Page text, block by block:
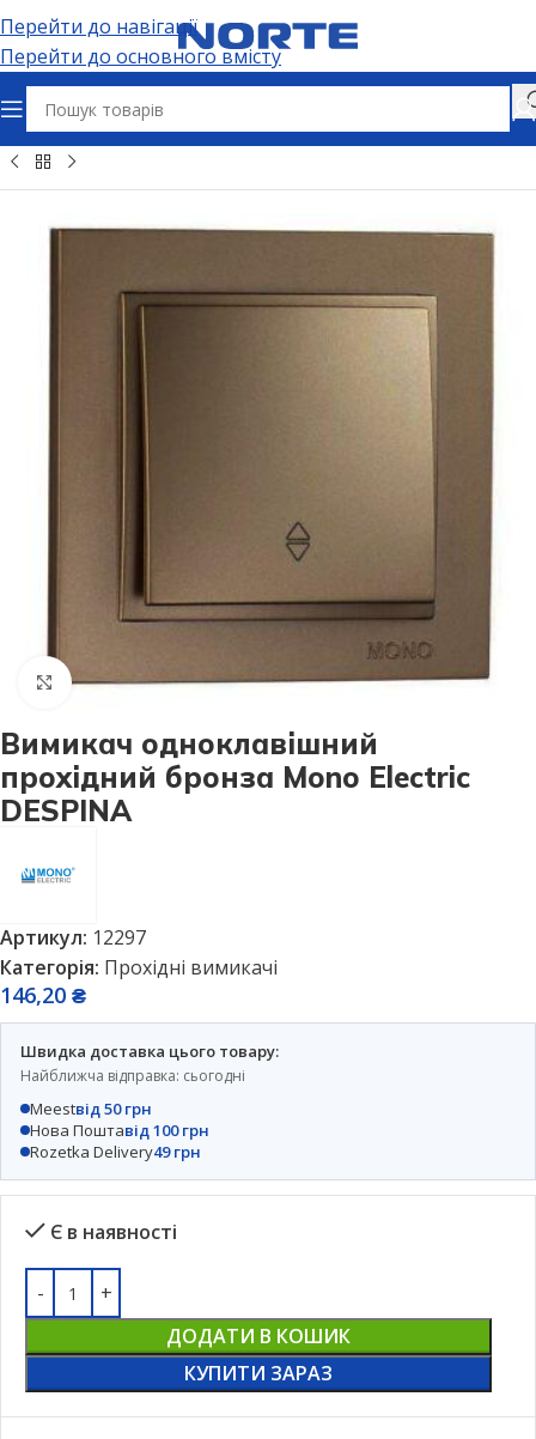
Перейти до навігації
Перейти до основного вмісту
Вимикачі та дімери Прохідні вимикачі
Натисніть, щоб збільшити
Вимикач одноклавішний
прохідний бронза Mono Electric
DESPINA
Артикул: 12297
Категорія: Прохідні вимикачі
146,20 ₴
Швидка доставка цього товару:
Найближча відправка: сьогодні
Meestвід 50 грн
Нова Поштавід 100 грн
Rozetka Delivery49 грн
Є в наявності
ДОДАТИ В КОШИК
КУПИТИ ЗАРАЗ